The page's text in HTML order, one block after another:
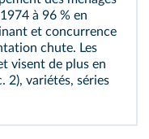
à 96 % en
et concurrence
chute. Les
visent de plus en
2), variétés, séries